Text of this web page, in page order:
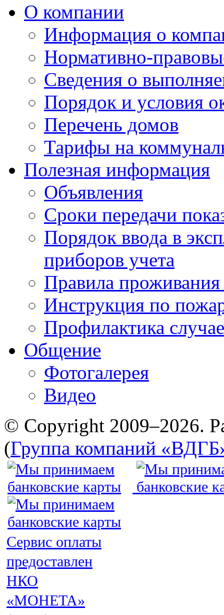
О компании
Информация о
Нормативно-
Сведения о
Порядок и условия
Перечень домов
Тарифы на
Полезная информация
Объявления
Сроки передачи
Порядок ввода в
приборов учета
Правила
Инструкция по
Профилактика
Общение
Фотогалерея
Видео
© Copyright 2009–2026.
(Группа компаний
Сервис оплаты
предоставлен
НКО
«МОНЕТА»